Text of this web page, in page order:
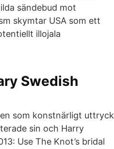
sändebud mot
skymtar USA som ett
illojala
Swedish
som konstnärligt uttryck
sin och Harry
Use The Knot’s bridal